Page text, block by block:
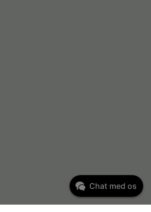
Chat med os